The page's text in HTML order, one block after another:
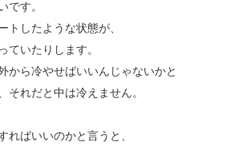
です。
トしたような状態が、
ていたりします。
から冷やせばいいんじゃないかと
それだと中は冷えません。
ればいいのかと言うと、